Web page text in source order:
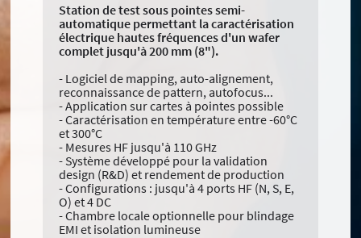
Station de test sous pointes semi-
automatique permettant la caractérisation
électrique hautes fréquences d'un wafer
complet jusqu'à 200 mm (8").
- Logiciel de mapping, auto-alignement,
reconnaissance de pattern, autofocus...
- Application sur cartes à pointes possible
- Caractérisation en température entre -60°C
et 300°C
- Mesures HF jusqu'à 110 GHz
- Système développé pour la validation
design (R&D) et rendement de production
- Configurations : jusqu'à 4 ports HF (N, S, E,
O) et 4 DC
- Chambre locale optionnelle pour blindage
EMI et isolation lumineuse